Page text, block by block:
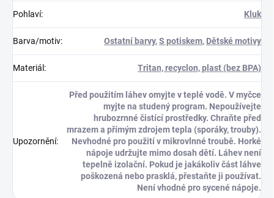
Pohlaví: Kluk
Barva/motiv: Ostatní barvy,S potiskem, Dětské motivy
Materiál : Tritan, recyclon, plast (bez BPA)
Upozornění:
Před použitím láhev omyjte v teplé vodě. V myčce
myjte na studený program. Nepoužívejte
hrubozrnné čistící prostředky. Chraňte před
mrazem a přímým zdrojem tepla (sporáky, trouby).
Nevhodné pro použití v mikrovlnné troubě. Horké
nápoje udržujte mimo dosah dětí. Láhev není
tepelně izolační. Pokud je jakákoliv část láhve
poškozená nebo prasklá, přestaňte ji používat.
Není vhodné pro sycené nápoje.